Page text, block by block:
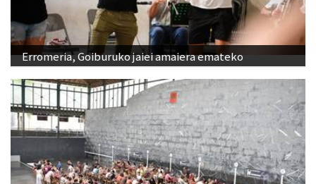
Erromeria, Goiburuko jaiei amaiera emateko